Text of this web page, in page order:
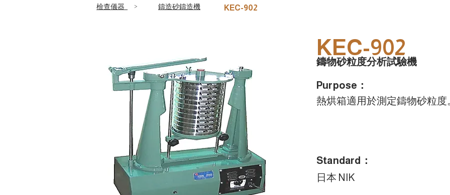
​檢查儀器 > 鑄造砂鑄造機 KEC-902
KEC-902
鑄物砂粒度分析試驗機
熱烘箱適用於測定鑄物砂粒度
日本 NIK
Standard：
Purpose：